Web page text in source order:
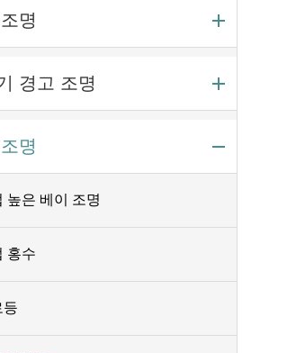
명
경고 조명
명
높은 베이 조명
홍수
등